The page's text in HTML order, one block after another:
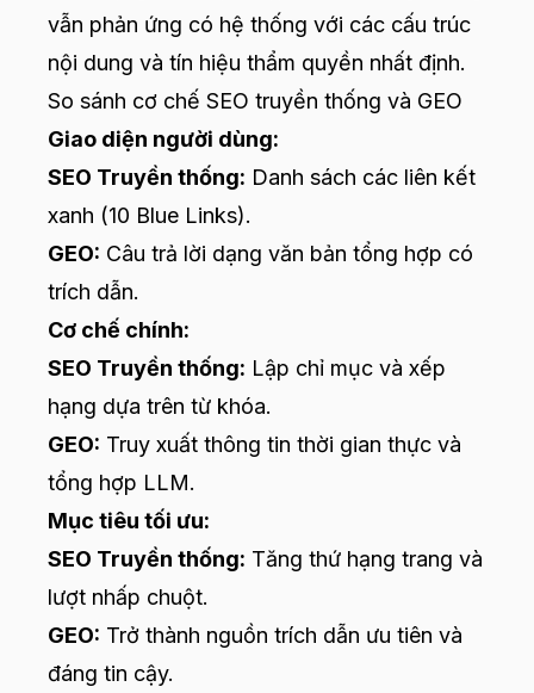
vẫn phản ứng có hệ thống với các cấu trúc
nội dung và tín hiệu thẩm quyền nhất định.
So sánh cơ chế SEO truyền thống và GEO
Giao diện người dùng:
SEO Truyền thống: Danh sách các liên kết
xanh (10 Blue Links).
GEO: Câu trả lời dạng văn bản tổng hợp có
trích dẫn.
Cơ chế chính:
SEO Truyền thống: Lập chỉ mục và xếp
hạng dựa trên từ khóa.
GEO: Truy xuất thông tin thời gian thực và
tổng hợp LLM.
Mục tiêu tối ưu:
SEO Truyền thống: Tăng thứ hạng trang và
lượt nhấp chuột.
GEO: Trở thành nguồn trích dẫn ưu tiên và
đáng tin cậy.